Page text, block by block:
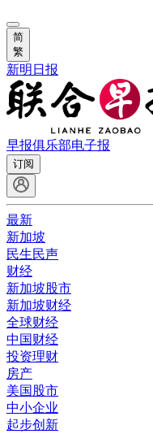
简
繁
新明日报
早报俱乐部电子报
订阅
最新
新加坡
民生民声
财经
新加坡股市
新加坡财经
全球财经
中国财经
投资理财
房产
美国股市
中小企业
起步创新